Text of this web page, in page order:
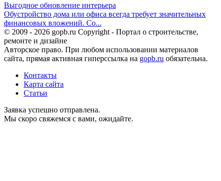
Выгодное обновление интерьера
Обустройство дома или офиса всегда требует значительных
финансовых вложений. Со...
© 2009 - 2026 gopb.ru Copyright - Портал о строительстве,
ремонте и дизайне
Авторское право. При любом использовании материалов
сайта, прямая активная гиперссылка на gopb.ru обязательна.
Контакты
Карта сайта
Статьи
Заявка успешно отправлена.
Мы скоро свяжемся с вами, ожидайте.